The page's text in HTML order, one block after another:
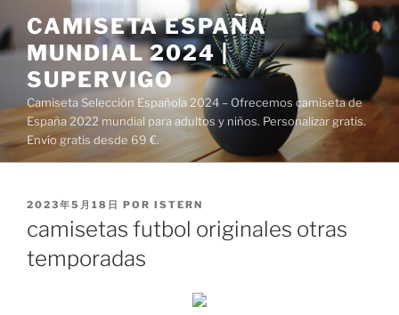
al
contenido
CAMISETA ESPAÑA
MUNDIAL 2024 |
SUPERVIGO
Camiseta Selección Española 2024 – Ofrecemos camiseta de
España 2022 mundial para adultos y niños. Personalizar gratis.
Envío gratis desde 69 €.
PUBLICADO
2023年5月18日 POR ISTERN
camisetas futbol originales otras
temporadas